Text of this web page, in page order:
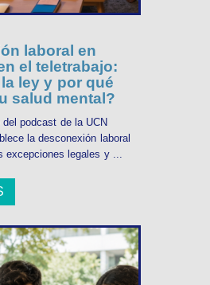
laboral en
el teletrabajo:
ley y por qué
salud mental?
podcast de la UCN
la desconexión laboral
excepciones legales y ...